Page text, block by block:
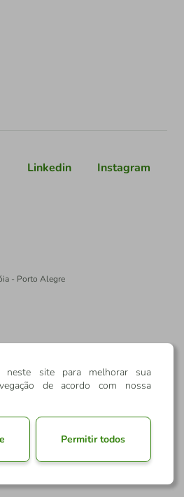
Linkedin Instagram
- Porto Alegre
neste site para melhorar sua
de acordo com nossa
Permitir todos